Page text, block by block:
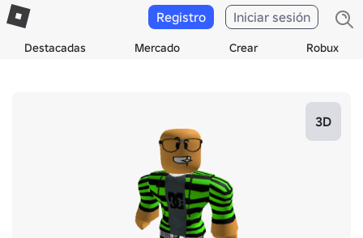
Destacadas Mercado Crear Robux
Registro Iniciar sesión
3D